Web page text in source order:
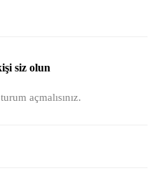
siz olun
açmalısınız.